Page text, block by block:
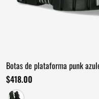
Botas de plataforma punk
ROCK con herrajes con púas
$418.00